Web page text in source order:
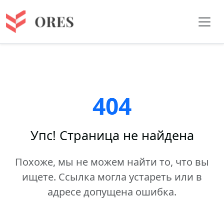
404
Упс! Страница не найдена
Похоже, мы не можем найти то, что вы
ищете. Ссылка могла устареть или в
адресе допущена ошибка.